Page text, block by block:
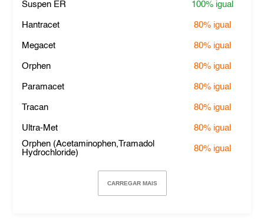
Suspen ER 100% igual
Hantracet 80% igual
Megacet 80% igual
Orphen 80% igual
Paramacet 80% igual
Tracan 80% igual
Ultra-Met 80% igual
Orphen (Acetaminophen,Tramadol
Hydrochloride)
80% igual
CARREGAR MAIS